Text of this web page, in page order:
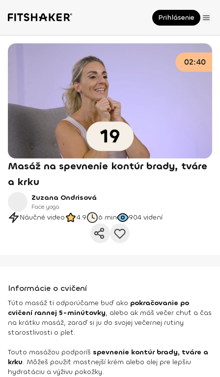
Prihlásenie
Masáž na spevnenie kontúr brady, tváre
a krku
Zuzana Ondrisová
Face yoga
Náučné video 4.9 6 min 904 videní
Informácie o cvičení
Túto masáž ti odporúčame buď ako pokračovanie po
cvičení rannej 5-minútovky, alebo ak máš večer chuť a čas
na krátku masáž, zaraď si ju do svojej večernej rutiny
starostlivosti o pleť.
Touto masážou podporíš spevnenie kontúr brady, tváre a
krku. Môžeš použiť mastnejší krém alebo olej pre lepšiu
hydratáciu a výživu pokožky.